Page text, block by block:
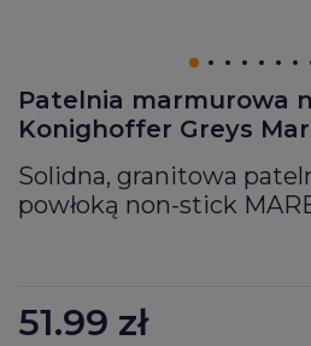
Patelnia marmurowa
Konighoffer Greys
Solidna, granitowa
powłoką non-stick
51.99 zł